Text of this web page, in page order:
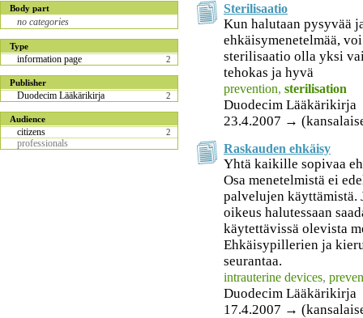
Body part
no categories
Type
information page 2
Publisher
Duodecim Lääkärikirja 2
Audience
citizens 2
professionals
Sterilisaatio
Kun halutaan pysyvää
ehkäisymenetelmää,
sterilisaatio olla yksi
tehokas ja hyvä
prevention, sterilisation
Duodecim Lääkärikirja
23.4.2007 →
Raskauden ehkäisy
Yhtä kaikille sopivaa
Osa menetelmistä ei
palvelujen
oikeus halutessaan
käytettävissä olevista
Ehkäisypillerien ja
seurantaa.
intrauterine devices,
Duodecim Lääkärikirja
17.4.2007 →